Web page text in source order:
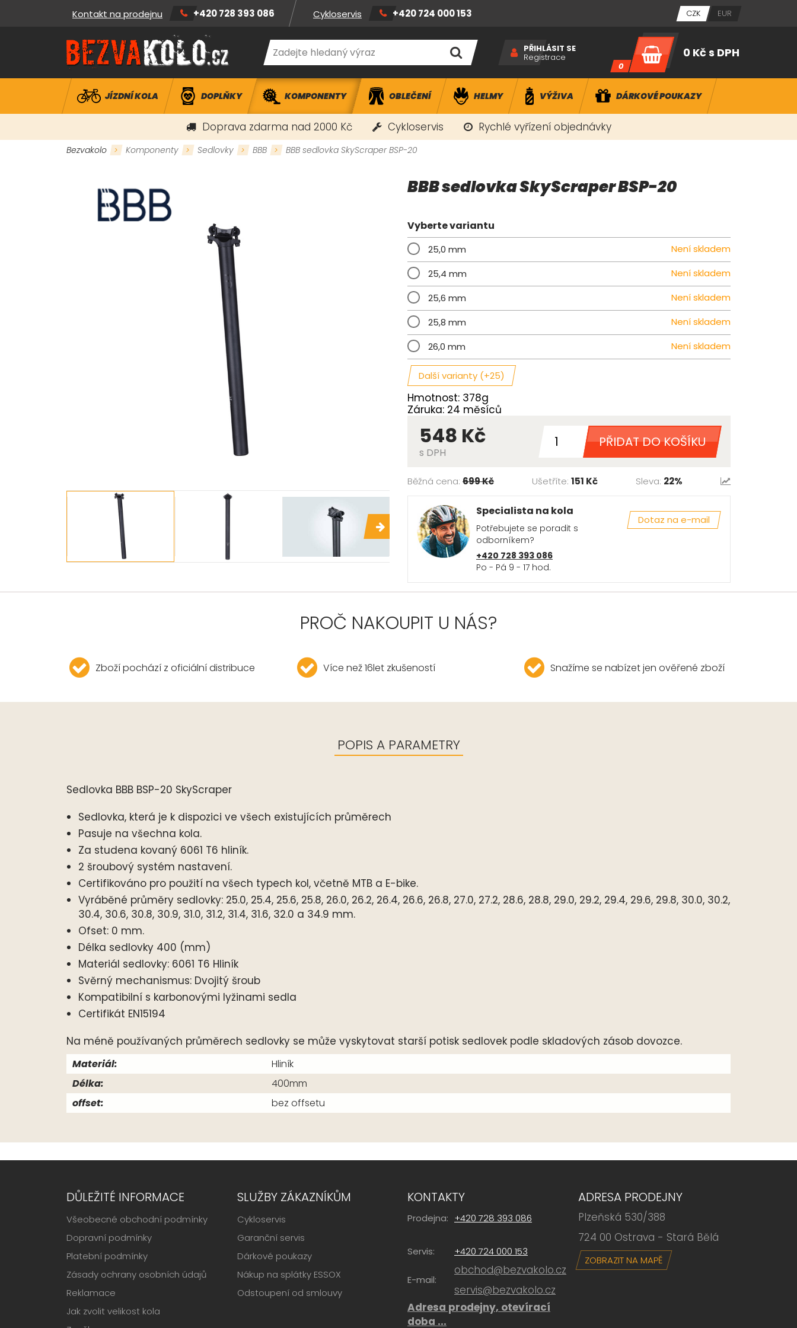
Kontakt na prodejnu +420 728 393 086 Cykloservis +420 724 000 153 CZK EUR
PŘIHLÁSIT SE
Registrace
0
0 Kčs DPH
JÍZDNÍ KOLA DOPLŇKY KOMPONENTY OBLEČENÍ HELMY VÝŽIVA DÁRKOVÉ POUKAZY
Doprava zdarma nad 2000 Kč Cykloservis Rychlé vyřízení objednávky
Bezvakolo Komponenty Sedlovky BBB BBB sedlovka SkyScraper BSP-20
BBB sedlovka SkyScraper BSP-20
Vyberte variantu
25,0 mm
Není skladem
25,4 mm
Není skladem
25,6 mm
Není skladem
25,8 mm
Není skladem
26,0 mm
Není skladem
Další varianty (+25)
Hmotnost: 378g
Záruka: 24 měsíců
548 Kč
s DPH
PŘIDAT DO KOŠÍKU
Běžná cena: 699 Kč Ušetříte: 151 Kč Sleva: 22%
Specialista na kola
Potřebujete se poradit s
odborníkem?
+420 728 393 086
Po - Pá 9 - 17 hod.
Dotaz na e-mail
PROČ NAKOUPIT U NÁS?
Zboží pochází z oficiální distribuce Více než 16let zkušeností Snažíme se nabízet jen ověřené zboží
POPIS A PARAMETRY
Sedlovka BBB BSP-20 SkyScraper
Sedlovka, která je k dispozici ve všech existujících průměrech
Pasuje na všechna kola.
Za studena kovaný 6061 T6 hliník.
2 šroubový systém nastavení.
Certifikováno pro použití na všech typech kol, včetně MTB a E-bike.
Vyráběné průměry sedlovky: 25.0, 25.4, 25.6, 25.8, 26.0, 26.2, 26.4, 26.6, 26.8, 27.0, 27.2, 28.6, 28.8, 29.0, 29.2, 29.4, 29.6, 29.8, 30.0, 30.2,
30.4, 30.6, 30.8, 30.9, 31.0, 31.2, 31.4, 31.6, 32.0 a 34.9 mm.
Ofset: 0 mm.
Délka sedlovky 400 (mm)
Materiál sedlovky: 6061 T6 Hliník
Svěrný mechanismus: Dvojitý šroub
Kompatibilní s karbonovými lyžinami sedla
Certifikát EN15194
Na méně používaných průměrech sedlovky se může vyskytovat starší potisk sedlovek podle skladových zásob dovozce.
Materiál:
Hliník
Délka:
400mm
offset:
bez offsetu
DŮLEŽITÉ INFORMACE
Všeobecné obchodní podmínky
Dopravní podmínky
Platební podmínky
Zásady ochrany osobních údajů
Reklamace
Jak zvolit velikost kola
SLUŽBY ZÁKAZNÍKŮM
Cykloservis
Garanční servis
Dárkové poukazy
Nákup na splátky ESSOX
Odstoupení od smlouvy
KONTAKTY
Prodejna: +420 728 393 086
Servis: +420 724 000 153
E-mail:
obchod@bezvakolo.cz
servis@bezvakolo.cz
Adresa prodejny, otevírací
doba ...
ADRESA PRODEJNY
Plzeňská 530/388
724 00 Ostrava - Stará Bělá
ZOBRAZIT NA MAPĚ